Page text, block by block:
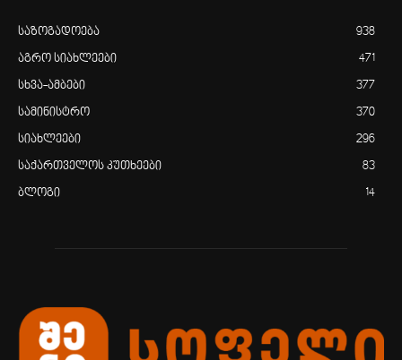
საზოგადოება 938
აგრო სიახლეები 471
სხვა-ამბები 377
სამინისტრო 370
სიახლეები 296
საქართველოს კუთხეები 83
ბლოგი 14